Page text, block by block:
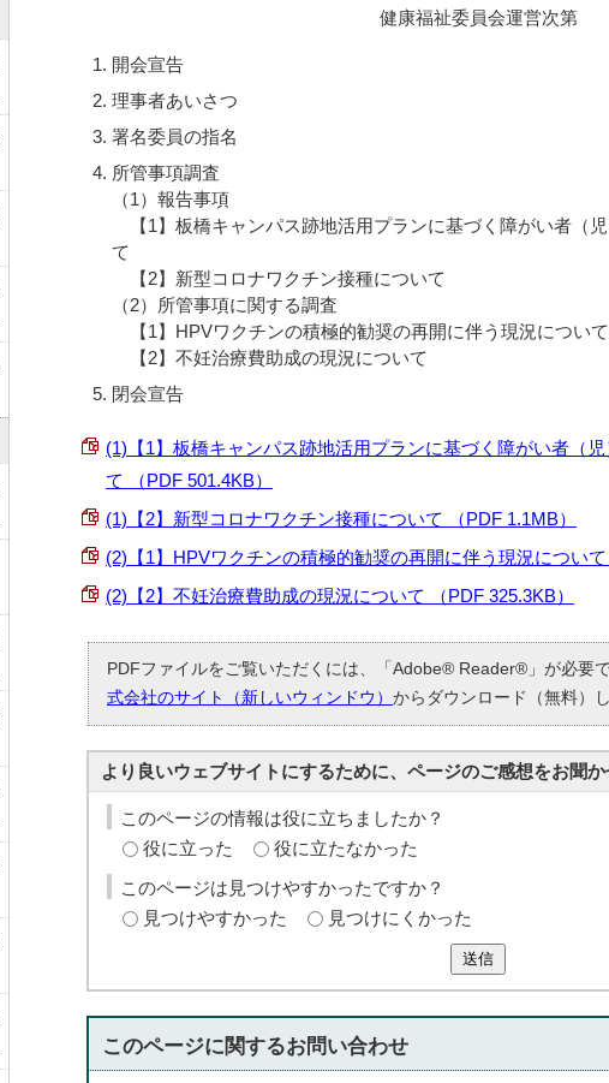
健康福祉委員会運営次第
開会宣告
理事者あいさつ
署名委員の指名
所管事項調査
（1）報告事項
【1】板橋キャンパス跡地活用プランに基づく障がい者（
て
【2】新型コロナワクチン接種について
（2）所管事項に関する調査
【1】HPVワクチンの積極的勧奨の再開に伴う現況について
【2】不妊治療費助成の現況について
閉会宣告
(1)【1】板橋キャンパス跡地活用プランに基づく障がい者（
て （PDF 501.4KB）
(1)【2】新型コロナワクチン接種について （PDF 1.1MB）
(2)【1】HPVワクチンの積極的勧奨の再開に伴う現況について
(2)【2】不妊治療費助成の現況について （PDF 325.3KB）
PDFファイルをご覧いただくには、「Adobe® Reader®」が必要
式会社のサイト（新しいウィンドウ） からダウンロード（無料）
より良いウェブサイトにするために、ページのご感想をお聞か
このページの情報は役に立ちましたか？
役に立った
役に立たなかった
このページは見つけやすかったですか？
見つけやすかった
見つけにくかった
送信
このページに関するお問い合わせ